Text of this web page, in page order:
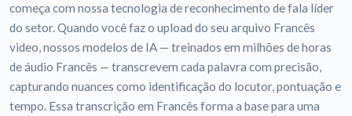
começa com nossa tecnologia de reconhecimento de fala líder
do setor. Quando você faz o upload do seu arquivo Francês
video, nossos modelos de IA — treinados em milhões de horas
de áudio Francês — transcrevem cada palavra com precisão,
capturando nuances como identificação do locutor, pontuação e
tempo. Essa transcrição em Francês forma a base para uma